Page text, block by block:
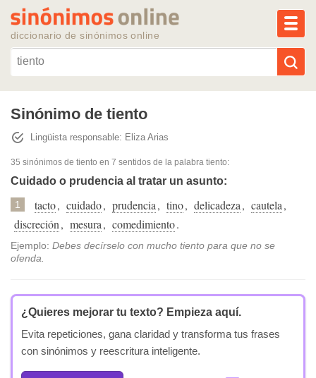
diccionario de sinónimos online
Reescribir texto con IA
Sinónimos populares
Temas populares
Temas recientes
Sinónimo de tiento
Lingüista responsable: Eliza Arias
35 sinónimos de tiento en 7 sentidos de la palabra tiento:
Cuidado o prudencia al tratar un asunto:
1 tacto, cuidado, prudencia, tino, delicadeza, cautela,
discreción, mesura, comedimiento.
Ejemplo: Debes decírselo con mucho tiento para que no se
ofenda.
¿Quieres mejorar tu texto? Empieza aquí.
Evita repeticiones, gana claridad y transforma tus frases
con sinónimos y reescritura inteligente.